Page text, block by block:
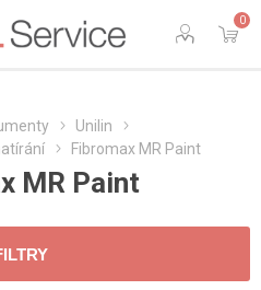
0
Unilin
Fibromax MR Paint
MR Paint